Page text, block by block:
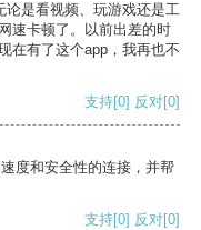
论是看视频、玩游戏还是工
速卡顿了。以前出差的时
在有了这个app，我再也不
支持[0] 反对[0]
度和安全性的连接，并帮
支持[0] 反对[0]